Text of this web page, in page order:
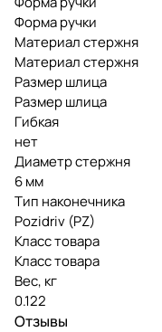
Форма ручки
Материал стержня
Материал стержня
Размер шлица
Размер шлица
Гибкая
нет
Диаметр стержня
6 мм
Тип наконечника
Pozidriv (PZ)
Класс товара
Класс товара
Вес, кг
0.122
Отзывы